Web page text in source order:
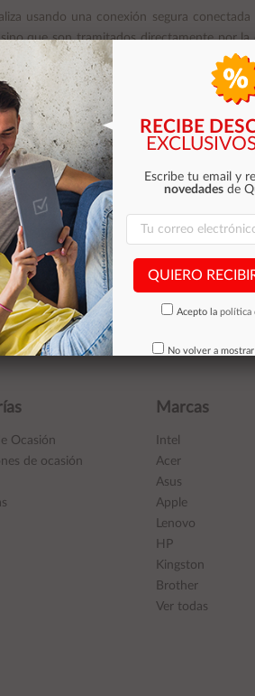
usando una conexión segura
que son tramitados directamente por
tiendas físicas, puedes pagar en
privacidad
Ocasión
de ocasión
Marcas
Intel
Acer
Asus
Apple
Lenovo
HP
Kingston
Brother
Ver todas
RECIBE
Escribe tu email y
novedades de
QUIERO
Acepto la política
No volver a